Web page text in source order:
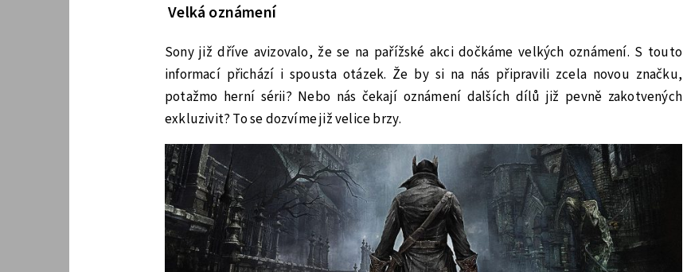
Velká oznámení
Sony již dříve avizovalo, že se na pařížské akci dočkáme velkých oznámení. S touto
informací přichází i spousta otázek. Že by si na nás připravili zcela novou značku,
potažmo herní sérii? Nebo nás čekají oznámení dalších dílů již pevně zakotvených
exkluzivit? To se dozvíme již velice brzy.